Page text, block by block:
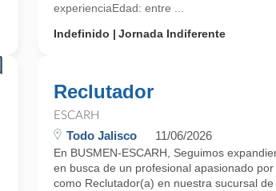
experienciaEdad: entre ...
Indefinido
Jornada Indiferente
Reclutador
ESCARH
Todo Jalisco 11/06/2026
En BUSMEN-ESCARH, Seguimos
en busca de un profesional apasionado
como Reclutador(a) en nuestra sucursal